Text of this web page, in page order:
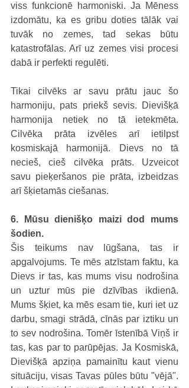
viss funkcionē harmoniski. Ja Mēness
izdomātu, ka es gribu doties tālāk vai
tuvāk no zemes, tad sekas būtu
katastrofālas. Arī uz zemes visi procesi
dabā ir perfekti regulēti.
Tikai cilvēks ar savu prātu jauc šo
harmoniju, pats priekš sevis. Dievišķā
harmonija netiek no tā ietekmēta.
Cilvēka prāta izvēles arī ietilpst
kosmiskajā harmonijā. Dievs no tā
necieš, cieš cilvēka prāts. Uzveicot
savu pieķeršanos pie prāta, izbeidzas
arī šķietamās ciešanas.
6. Mūsu dienišķo maizi dod mums
šodien.
Šis teikums nav lūgšana, tas ir
apgalvojums. Te mēs atzīstam faktu, ka
Dievs ir tas, kas mums visu nodrošina
un uztur mūs pie dzīvības ikdienā.
Mums šķiet, ka mēs esam tie, kuri iet uz
darbu, smagi strādā, cīnās par iztiku un
to sev nodrošina. Tomēr īstenībā Viņš ir
tas, kas par to parūpējas. Ja Kosmiskā,
Dievišķā apziņa pamainītu kaut vienu
situāciju, visas Tavas pūles būtu "vējā".